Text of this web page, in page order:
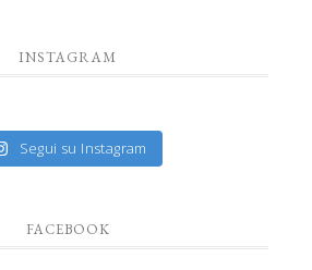
INSTAGRAM
Segui su Instagram
FACEBOOK